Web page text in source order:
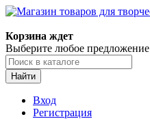
Корзина ждет
Выберите любое предложение
Найти
Вход
Регистрация